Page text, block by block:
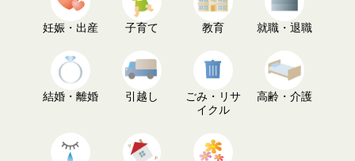
妊娠・出産 子育て 教育 就職・退職
結婚・離婚 引越し
ごみ・リサ
イクル
高齢・介護